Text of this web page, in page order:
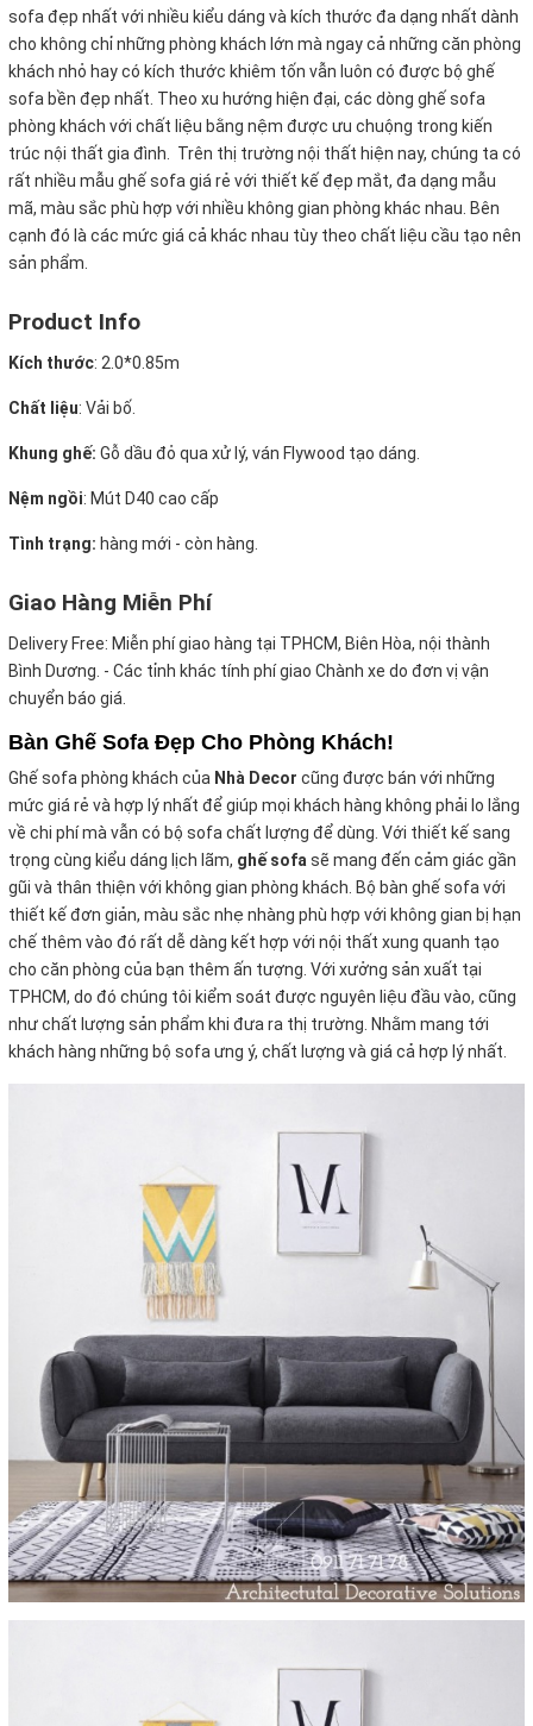
sofa đẹp nhất với nhiều kiểu dáng và kích thước đa dạng nhất dành
cho không chỉ những phòng khách lớn mà ngay cả những căn phòng
khách nhỏ hay có kích thước khiêm tốn vẫn luôn có được bộ ghế
sofa bền đẹp nhất. Theo xu hướng hiện đại, các dòng ghế sofa
phòng khách với chất liệu bằng nệm được ưu chuộng trong kiến
trúc nội thất gia đình. Trên thị trường nội thất hiện nay, chúng ta có
rất nhiều mẫu ghế sofa giá rẻ với thiết kế đẹp mắt, đa dạng mẫu
mã, màu sắc phù hợp với nhiều không gian phòng khác nhau. Bên
cạnh đó là các mức giá cả khác nhau tùy theo chất liệu cầu tạo nên
sản phẩm.
Product Info
Kích thước: 2.0*0.85m
Chất liệu: Vải bố.
Khung ghế: Gỗ dầu đỏ qua xử lý, ván Flywood tạo dáng.
Nệm ngồi: Mút D40 cao cấp
Tình trạng: hàng mới - còn hàng.
Giao Hàng Miễn Phí
Delivery Free: Miễn phí giao hàng tại TPHCM, Biên Hòa, nội thành
Bình Dương. - Các tỉnh khác tính phí giao Chành xe do đơn vị vận
chuyển báo giá.
Bàn Ghế Sofa Đẹp Cho Phòng Khách!
Ghế sofa phòng khách của Nhà Decor cũng được bán với những
mức giá rẻ và hợp lý nhất để giúp mọi khách hàng không phải lo lắng
về chi phí mà vẫn có bộ sofa chất lượng để dùng. Với thiết kế sang
trọng cùng kiểu dáng lịch lãm, ghế sofasẽ mang đến cảm giác gần
gũi và thân thiện với không gian phòng khách. Bộ bàn ghế sofa với
thiết kế đơn giản, màu sắc nhẹ nhàng phù hợp với không gian bị hạn
chế thêm vào đó rất dễ dàng kết hợp với nội thất xung quanh tạo
cho căn phòng của bạn thêm ấn tượng. Với xưởng sản xuất tại
TPHCM, do đó chúng tôi kiểm soát được nguyên liệu đầu vào, cũng
như chất lượng sản phẩm khi đưa ra thị trường. Nhằm mang tới
khách hàng những bộ sofa ưng ý, chất lượng và giá cả hợp lý nhất.